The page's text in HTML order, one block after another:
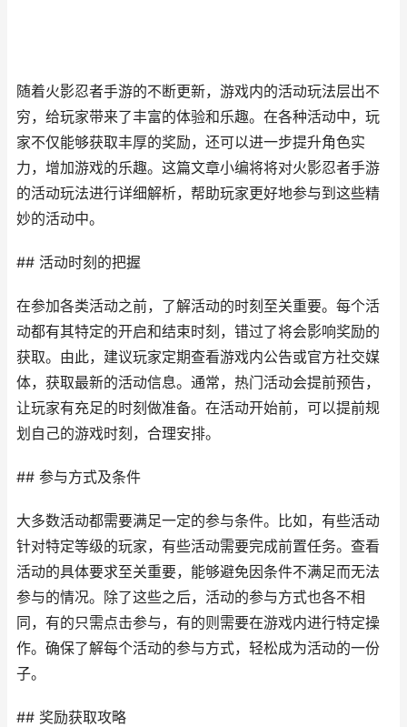
随着火影忍者手游的不断更新，游戏内的活动玩法层出不
穷，给玩家带来了丰富的体验和乐趣。在各种活动中，玩
家不仅能够获取丰厚的奖励，还可以进一步提升角色实
力，增加游戏的乐趣。这篇文章小编将将对火影忍者手游
的活动玩法进行详细解析，帮助玩家更好地参与到这些精
妙的活动中。
## 活动时刻的把握
在参加各类活动之前，了解活动的时刻至关重要。每个活
动都有其特定的开启和结束时刻，错过了将会影响奖励的
获取。由此，建议玩家定期查看游戏内公告或官方社交媒
体，获取最新的活动信息。通常，热门活动会提前预告，
让玩家有充足的时刻做准备。在活动开始前，可以提前规
划自己的游戏时刻，合理安排。
## 参与方式及条件
大多数活动都需要满足一定的参与条件。比如，有些活动
针对特定等级的玩家，有些活动需要完成前置任务。查看
活动的具体要求至关重要，能够避免因条件不满足而无法
参与的情况。除了这些之后，活动的参与方式也各不相
同，有的只需点击参与，有的则需要在游戏内进行特定操
作。确保了解每个活动的参与方式，轻松成为活动的一份
子。
## 奖励获取攻略